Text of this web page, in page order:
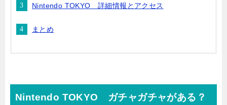
Nintendo TOKYO 詳細情報とアクセス
まとめ
Nintendo TOKYO ガチャガチャがある？